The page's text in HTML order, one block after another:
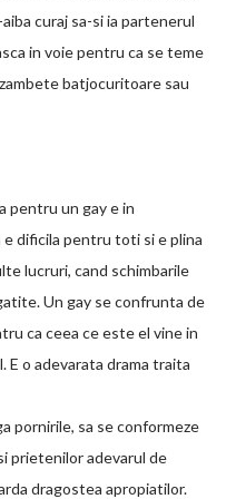
curaj sa-si ia partenerul
in voie pentru ca se teme
batjocuritoare sau
pentru un gay e in
dificila pentru toti si e plina
lucruri, cand schimbarile
Un gay se confrunta de
ca ceea ce este el vine in
E o adevarata drama traita
pornirile, sa se conformeze
prietenilor adevarul de
dragostea apropiatilor.